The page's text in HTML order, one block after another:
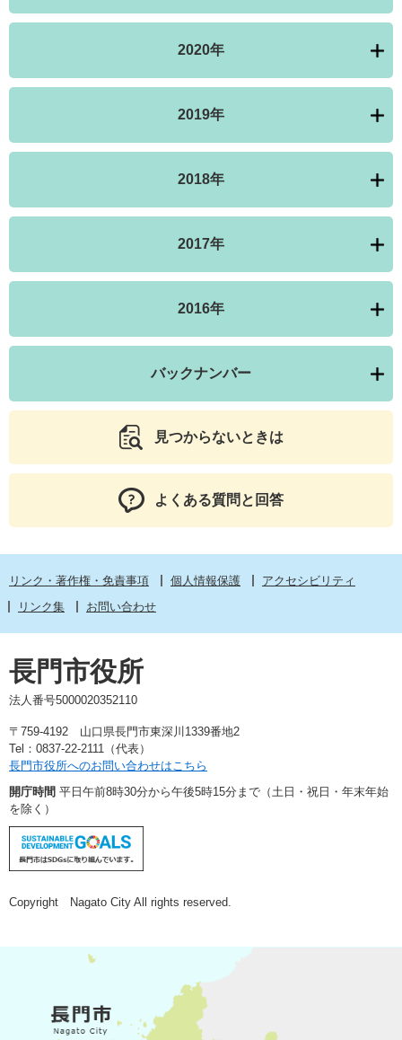
2020年
2019年
2018年
2017年
2016年
バックナンバー
見つからないときは
よくある質問と回答
リンク・著作権・免責事項 個人情報保護
アクセシビリティ
リンク集
お問い合わせ
長門市役所
法人番号5000020352110
〒759-4192 山口県長門市東深川1339番地2
Tel：0837-22-2111（代表）
長門市役所へのお問い合わせはこちら
開庁時間 平日午前8時30分から午後5時15分まで（土日・祝日・年末年始
を除く）
Copyright Nagato City All rights reserved.